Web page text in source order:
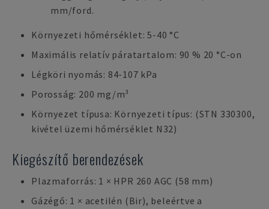
mm/ford.
Környezeti hőmérséklet: 5-40 °C
Maximális relatív páratartalom: 90 % 20 °C-on
Légköri nyomás: 84-107 kPa
Porosság: 200 mg/m³
Környezet típusa: Környezeti típus: (STN 330300,
kivétel üzemi hőmérséklet N32)
Kiegészítő berendezések
Plazmaforrás: 1 × HPR 260 AGC (58 mm)
Gázégő: 1 × acetilén (Bir), beleértve a